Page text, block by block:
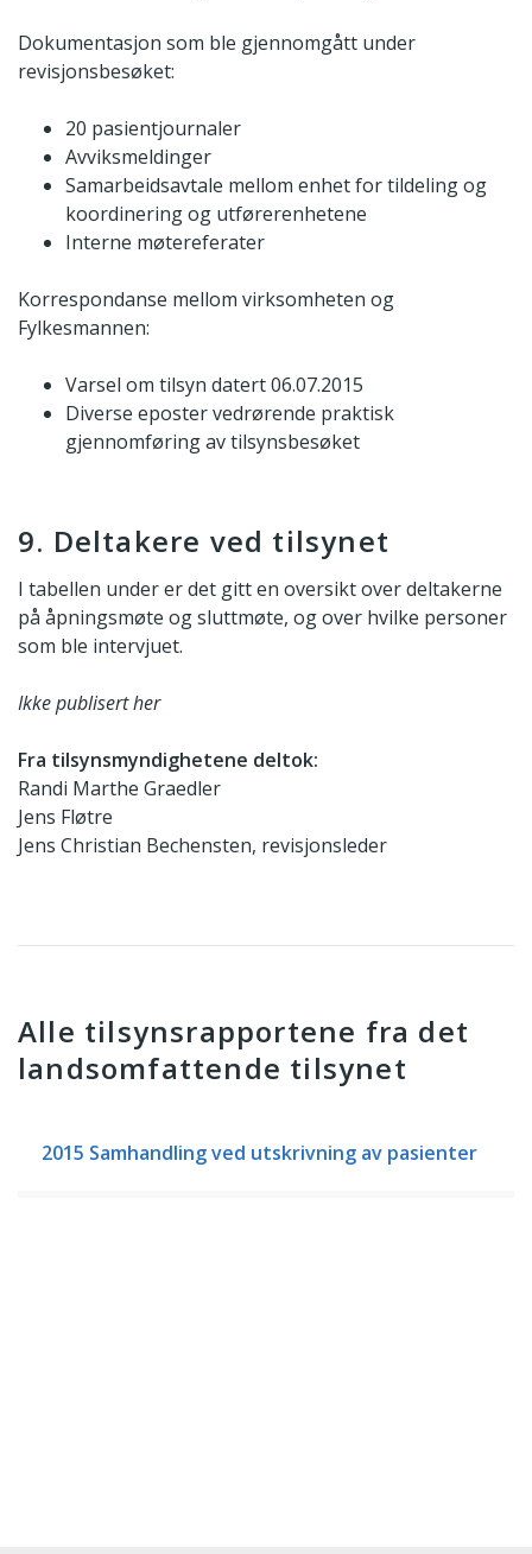
Dokumentasjon som ble gjennomgått under
revisjonsbesøket:
20 pasientjournaler
Avviksmeldinger
Samarbeidsavtale mellom enhet for tildeling og
koordinering og utførerenhetene
Interne møtereferater
Korrespondanse mellom virksomheten og
Fylkesmannen:
Varsel om tilsyn datert 06.07.2015
Diverse eposter vedrørende praktisk
gjennomføring av tilsynsbesøket
9. Deltakere ved tilsynet
I tabellen under er det gitt en oversikt over deltakerne
på åpningsmøte og sluttmøte, og over hvilke personer
som ble intervjuet.
Ikke publisert her
Fra tilsynsmyndighetene deltok:
Randi Marthe Graedler
Jens Fløtre
Jens Christian Bechensten, revisjonsleder
Alle tilsynsrapportene fra det
landsomfattende tilsynet
2015 Samhandling ved utskrivning av pasienter